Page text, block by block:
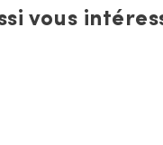
vous